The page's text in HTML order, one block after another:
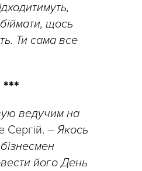
щось
Ти сама все
***
ведучим на
Сергій. – Якось
його День